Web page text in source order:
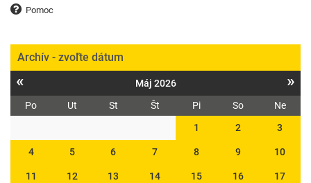
Pomoc
Archív - zvoľte dátum
« Máj 2026 »
Po Ut St Št Pi So
Ne
1
2 3
4 5 6 7 8 9 10
11 12 13 14 15 16 17